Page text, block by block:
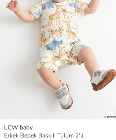
LCW baby
Erkek Bebek Baskılı Tulum 2'li